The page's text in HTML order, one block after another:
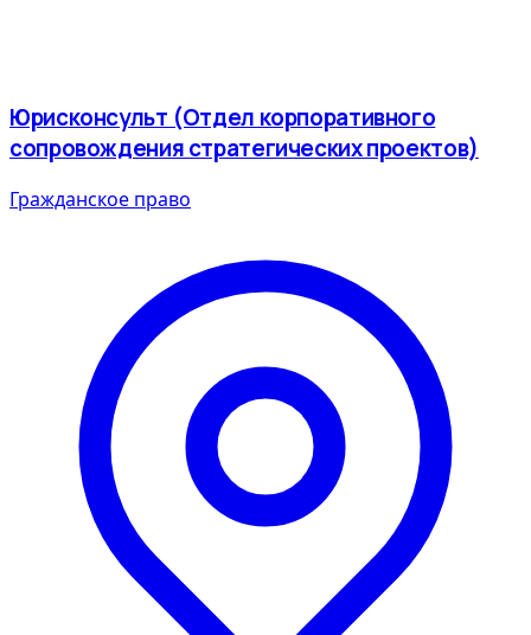
Юрисконсульт (Отдел корпоративного
сопровождения стратегических проектов)
Гражданское право